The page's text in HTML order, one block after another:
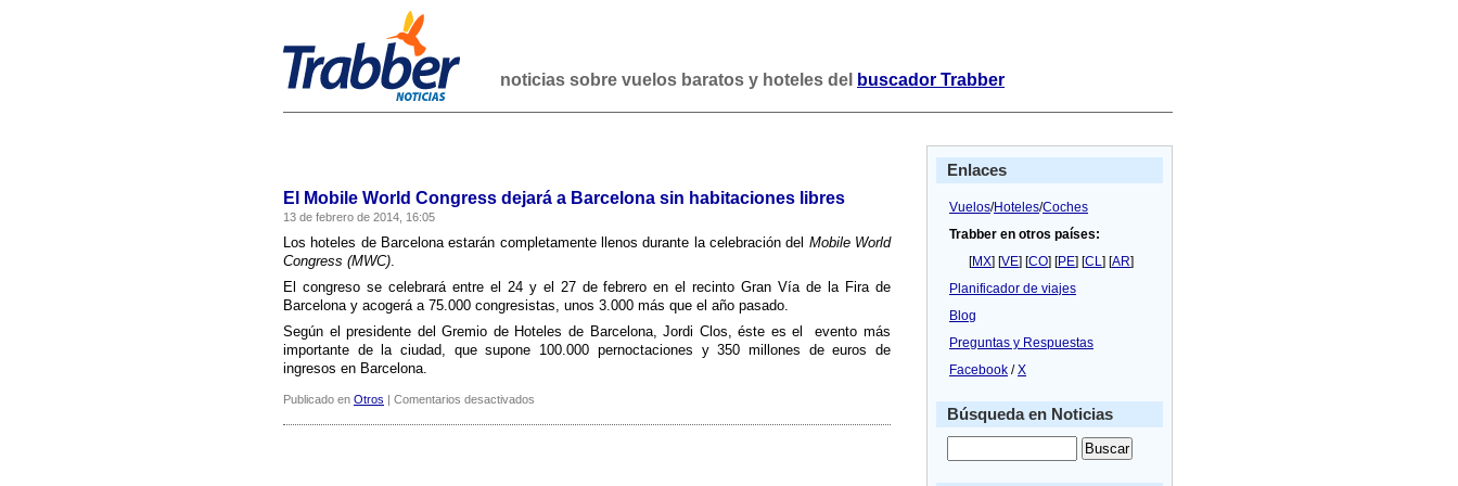
noticias sobre vuelos baratos y hoteles del buscador Trabber
El Mobile World Congress dejará a Barcelona sin habitaciones libres
13 de febrero de 2014, 16:05
Los hoteles de Barcelona estarán completamente llenos durante la celebración del Mobile World
Congress (MWC).
El congreso se celebrará entre el 24 y el 27 de febrero en el recinto Gran Ví­a de la Fira de
Barcelona y acogerá a 75.000 congresistas, unos 3.000 más que el año pasado.
Según el presidente del Gremio de Hoteles de Barcelona, Jordi Clos, éste es el evento más
importante de la ciudad, que supone 100.000 pernoctaciones y 350 millones de euros de
ingresos en Barcelona.
Publicado en Otros | Comentarios desactivados
Enlaces
Vuelos/Hoteles/Coches
Trabber en otros países:
[MX] [VE] [CO] [PE] [CL] [AR]
Planificador de viajes
Blog
Preguntas y Respuestas
Facebook /X
Búsqueda en Noticias